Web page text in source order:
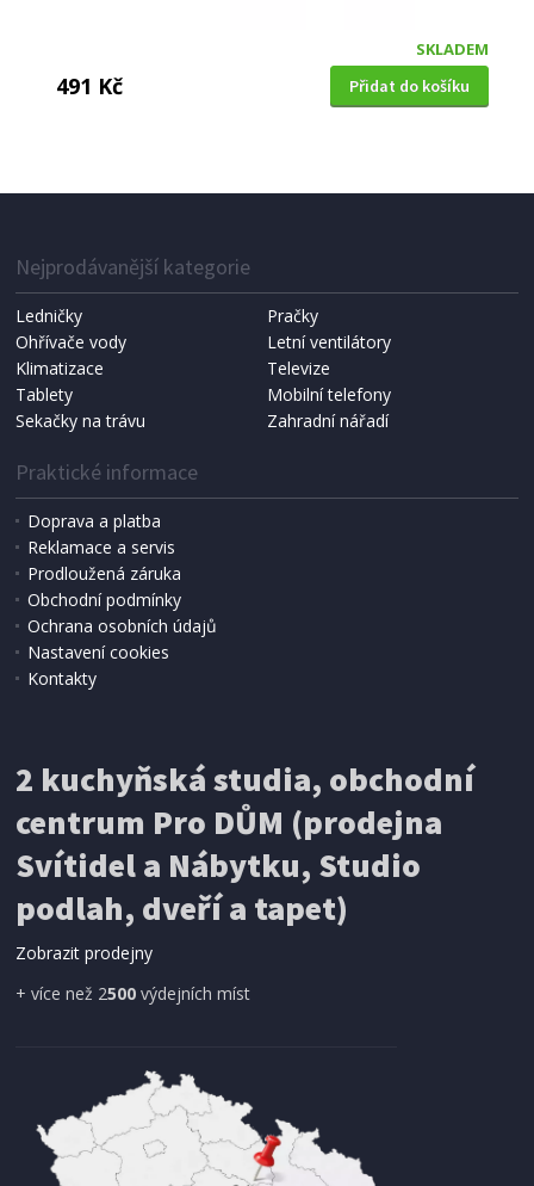
SKLADEM
491 Kč Přidat do košíku
Severin CP 3535
599 Kč
Collection
513 Kč Přidat do košíku
Nejprodávanější kategorie
Ledničky
Pračky
Ohřívače vody
Letní ventilátory
Klimatizace
Televize
Tablety
Mobilní telefony
Sekačky na trávu
Zahradní nářadí
Praktické informace
Doprava a platba
Reklamace a servis
Prodloužená záruka
Obchodní podmínky
Ochrana osobních údajů
Nastavení cookies
Kontakty
2 kuchyňská studia, obchodní
centrum Pro DŮM (prodejna
Svítidel a Nábytku, Studio
podlah, dveří a tapet)
Zobrazit prodejny
+ více než 2500 výdejních míst